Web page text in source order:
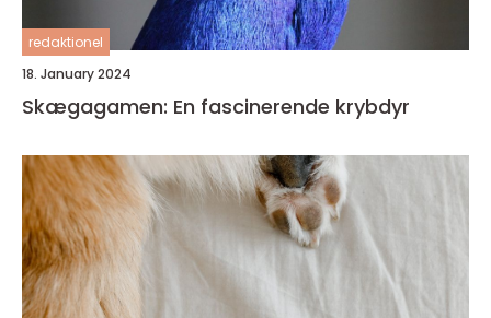
redaktionel
18. January 2024
Skægagamen: En fascinerende krybdyr